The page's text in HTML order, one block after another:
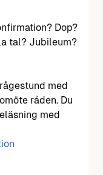
Dop?
tal? Jubileum?
med
råden. Du
med